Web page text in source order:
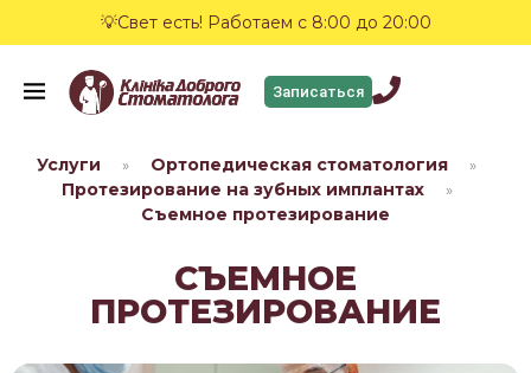
💡Свет есть! Работаем с 8:00 до 20:00
Записаться
Услуги » Ортопедическая стоматология »
Протезирование на зубных имплантах »
Съемное протезирование
СЪЕМНОЕ
ПРОТЕЗИРОВАНИЕ